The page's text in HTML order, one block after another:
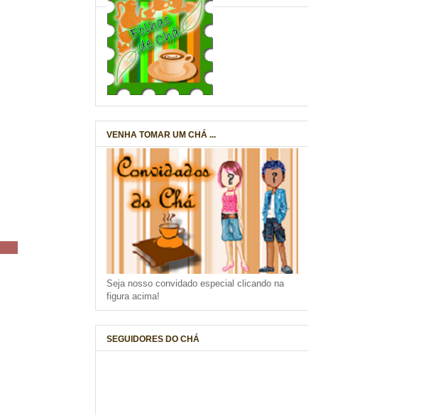
VENHA TOMAR UM CHÁ ...
Seja nosso convidado especial clicando na
figura acima!
SEGUIDORES DO CHÁ